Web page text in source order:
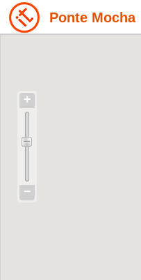
Ponte Mocha
+
−